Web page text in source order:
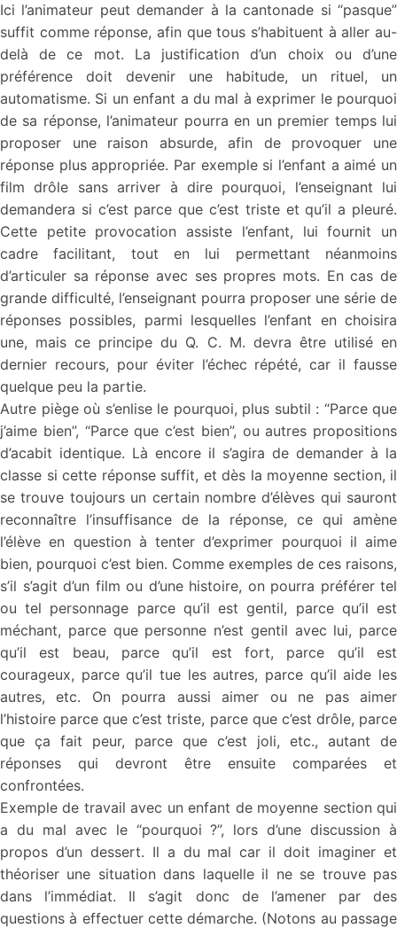
Ici l’animateur peut demander à la cantonade si “pasque”
suffit comme réponse, afin que tous s’habituent à aller au-
delà de ce mot. La justification d’un choix ou d’une
préférence doit devenir une habitude, un rituel, un
automatisme. Si un enfant a du mal à exprimer le pourquoi
de sa réponse, l’animateur pourra en un premier temps lui
proposer une raison absurde, afin de provoquer une
réponse plus appropriée. Par exemple si l’enfant a aimé un
film drôle sans arriver à dire pourquoi, l’enseignant lui
demandera si c’est parce que c’est triste et qu’il a pleuré.
Cette petite provocation assiste l’enfant, lui fournit un
cadre facilitant, tout en lui permettant néanmoins
d’articuler sa réponse avec ses propres mots. En cas de
grande difficulté, l’enseignant pourra proposer une série de
réponses possibles, parmi lesquelles l’enfant en choisira
une, mais ce principe du Q. C. M. devra être utilisé en
dernier recours, pour éviter l’échec répété, car il fausse
quelque peu la partie.
Autre piège où s’enlise le pourquoi, plus subtil : “Parce que
j’aime bien”, “Parce que c’est bien”, ou autres propositions
d’acabit identique. Là encore il s’agira de demander à la
classe si cette réponse suffit, et dès la moyenne section, il
se trouve toujours un certain nombre d’élèves qui sauront
reconnaître l’insuffisance de la réponse, ce qui amène
l’élève en question à tenter d’exprimer pourquoi il aime
bien, pourquoi c’est bien. Comme exemples de ces raisons,
s’il s’agit d’un film ou d’une histoire, on pourra préférer tel
ou tel personnage parce qu’il est gentil, parce qu’il est
méchant, parce que personne n’est gentil avec lui, parce
qu’il est beau, parce qu’il est fort, parce qu’il est
courageux, parce qu’il tue les autres, parce qu’il aide les
autres, etc. On pourra aussi aimer ou ne pas aimer
l’histoire parce que c’est triste, parce que c’est drôle, parce
que ça fait peur, parce que c’est joli, etc., autant de
réponses qui devront être ensuite comparées et
confrontées.
Exemple de travail avec un enfant de moyenne section qui
a du mal avec le “pourquoi ?”, lors d’une discussion à
propos d’un dessert. Il a du mal car il doit imaginer et
théoriser une situation dans laquelle il ne se trouve pas
dans l’immédiat. Il s’agit donc de l’amener par des
questions à effectuer cette démarche. (Notons au passage